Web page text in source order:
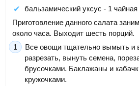
бальзамический уксус - 1
Приготовление данного салата
около часа. Выходит шесть порций.
Все овощи тщательно вымыть и
разрезать, вынуть семена,
брусочками. Баклажаны и
кружочками.